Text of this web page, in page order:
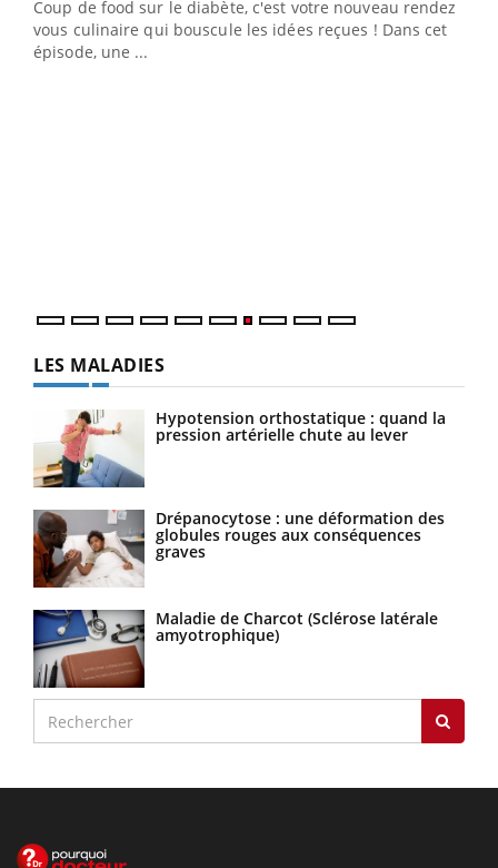
Coup de food sur le diabète, c'est votre nouveau rendez-
vous culinaire qui bouscule les idées reçues ! Dans cet
épisode, une ...
LES MALADIES
Hypotension orthostatique : quand la
pression artérielle chute au lever
Drépanocytose : une déformation des
globules rouges aux conséquences
graves
Maladie de Charcot (Sclérose latérale
amyotrophique)